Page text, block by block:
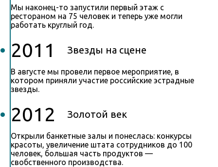
Мы наконец-то запустили первый этаж с
рестораном на 75 человек и теперь уже могли
работать круглый год.
2011 Звезды на сцене
В августе мы провели первое мероприятие, в
котором приняли участие российские эстрадные
звезды.
2012 Золотой век
Открыли банкетные залы и понеслась: конкурсы
красоты, увеличение штата сотрудников до 100
человек, большая часть продуктов —
свобственного производства.